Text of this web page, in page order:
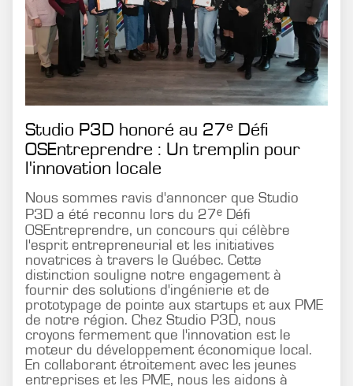
Studio P3D honoré au 27ᵉ Défi
OSEntreprendre : Un tremplin pour
l'innovation locale
Nous sommes ravis d'annoncer que Studio
P3D a été reconnu lors du 27ᵉ Défi
OSEntreprendre, un concours qui célèbre
l'esprit entrepreneurial et les initiatives
novatrices à travers le Québec. Cette
distinction souligne notre engagement à
fournir des solutions d'ingénierie et de
prototypage de pointe aux startups et aux PME
de notre région. Chez Studio P3D, nous
croyons fermement que l'innovation est le
moteur du développement économique local.
En collaborant étroitement avec les jeunes
entreprises et les PME, nous les aidons à